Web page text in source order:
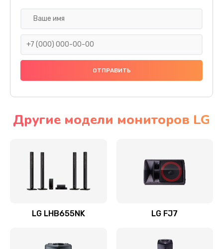
Ремонт платы электроники
Прошивка
Ремонт / замена кнопок, клавиш, индикаторов,
Другие модели мониторов LG
LG LHB655NK LG FJ7